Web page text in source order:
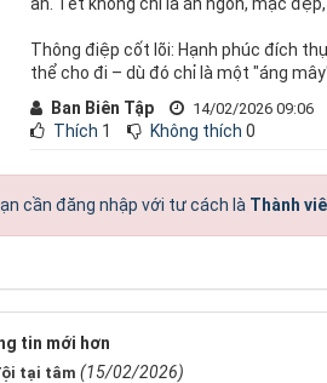
Thông điệp cốt lõi: Hạnh phúc đích
thể cho đi – dù đó chỉ là một "áng
Ban Biên Tập
14/02/2026 09:06
Thích 1 Không thích 0
cần đăng nhập với tư cách là Thành
tin mới hơn
tại tâm (15/02/2026)